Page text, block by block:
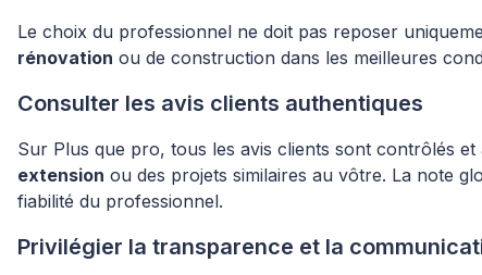
Le choix du professionnel ne doit pas reposer
rénovation ou de construction dans les meilleures
Consulter les avis clients authentiques
Sur Plus que pro, tous les avis clients sont contrôlés
extension ou des projets similaires au vôtre. La note
fiabilité du professionnel.
Privilégier la transparence et la